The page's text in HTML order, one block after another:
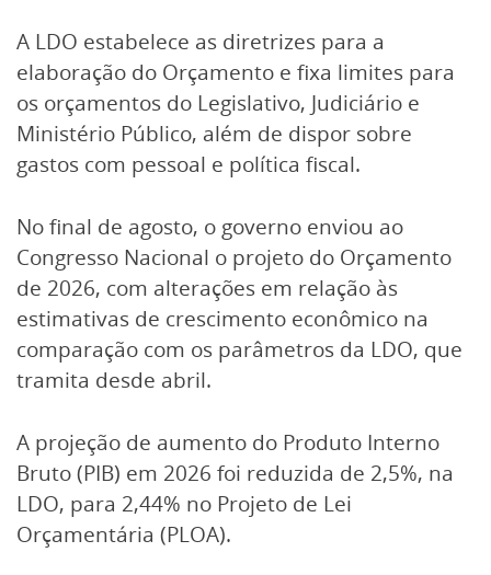
A LDO estabelece as diretrizes para a
elaboração do Orçamento e fixa limites para
os orçamentos do Legislativo, Judiciário e
Ministério Público, além de dispor sobre
gastos com pessoal e política fiscal.
No final de agosto, o governo enviou ao
Congresso Nacional o projeto do Orçamento
de 2026, com alterações em relação às
estimativas de crescimento econômico na
comparação com os parâmetros da LDO, que
tramita desde abril.
A projeção de aumento do Produto Interno
Bruto (PIB) em 2026 foi reduzida de 2,5%, na
LDO, para 2,44% no Projeto de Lei
Orçamentária (PLOA).